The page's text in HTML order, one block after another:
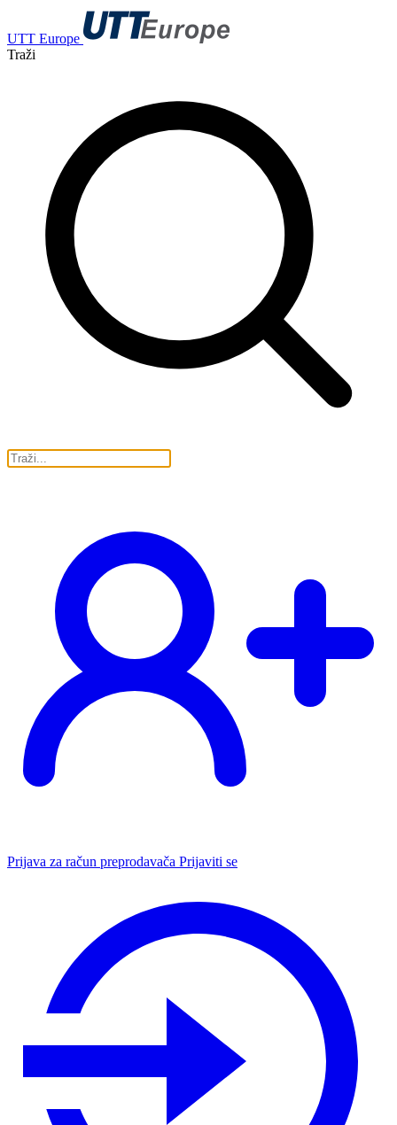
UTT Europe
Traži
Prijava za račun preprodavača Prijaviti se